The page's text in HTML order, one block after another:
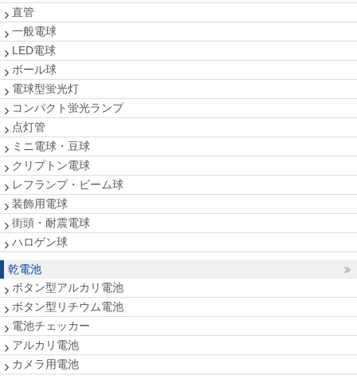
直管
一般電球
LED電球
ボール球
電球型蛍光灯
コンパクト蛍光ランプ
点灯管
ミニ電球・豆球
クリプトン電球
レフランプ・ビーム球
装飾用電球
街頭・耐震電球
ハロゲン球
乾電池
ボタン型アルカリ電池
ボタン型リチウム電池
電池チェッカー
アルカリ電池
カメラ用電池